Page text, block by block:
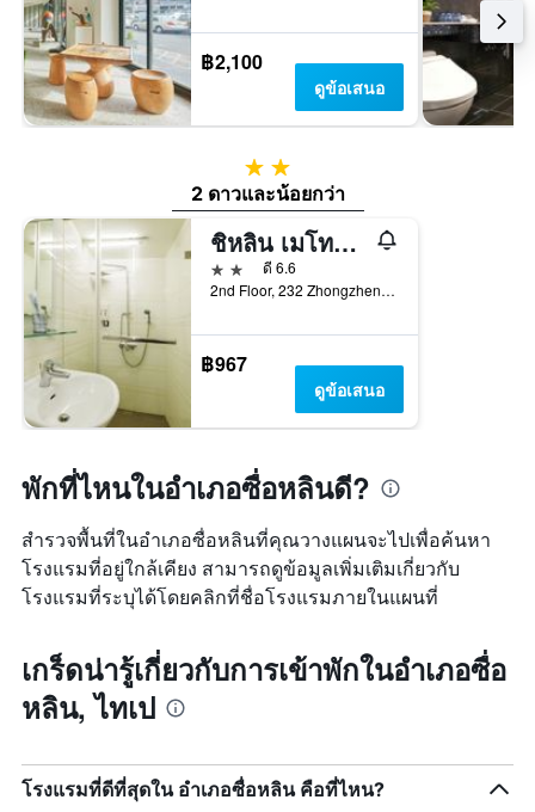
฿2,100
ดูข้อเสนอ
2 ดาว
2 ดาวและน้อยกว่า
ชิหลิน เมโทรโฮม
2 ดาว
ดี 6.6
2nd Floor, 232 Zhongzheng Road, ไทเป, ไต้หวัน
฿967
ดูข้อเสนอ
พักที่ไหนในอำเภอซื่อหลินดี?
สำรวจพื้นที่ในอำเภอซื่อหลินที่คุณวางแผนจะไปเพื่อค้นหา
โรงแรมที่อยู่ใกล้เคียง สามารถดูข้อมูลเพิ่มเติมเกี่ยวกับ
โรงแรมที่ระบุได้โดยคลิกที่ชื่อโรงแรมภายในแผนที่
เกร็ดน่ารู้เกี่ยวกับการเข้าพักในอำเภอซื่อ
หลิน, ไทเป
โรงแรมที่ดีที่สุดใน อำเภอซื่อหลิน คือที่ไหน?